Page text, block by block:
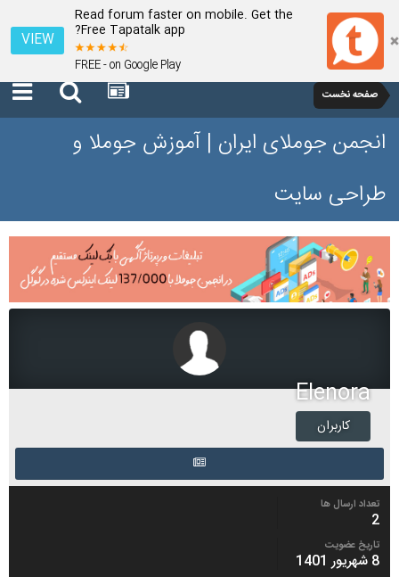
Read forum faster on mobile. Get the
Free Tapatalk app?
FREE - on Google Play
VIEW
صفحه نخست
انجمن جوملای ایران | آموزش جوملا و
طراحی سایت
Elenora
کاربران
تعداد ارسال ها
2
تاریخ عضویت
8 شهریور 1401